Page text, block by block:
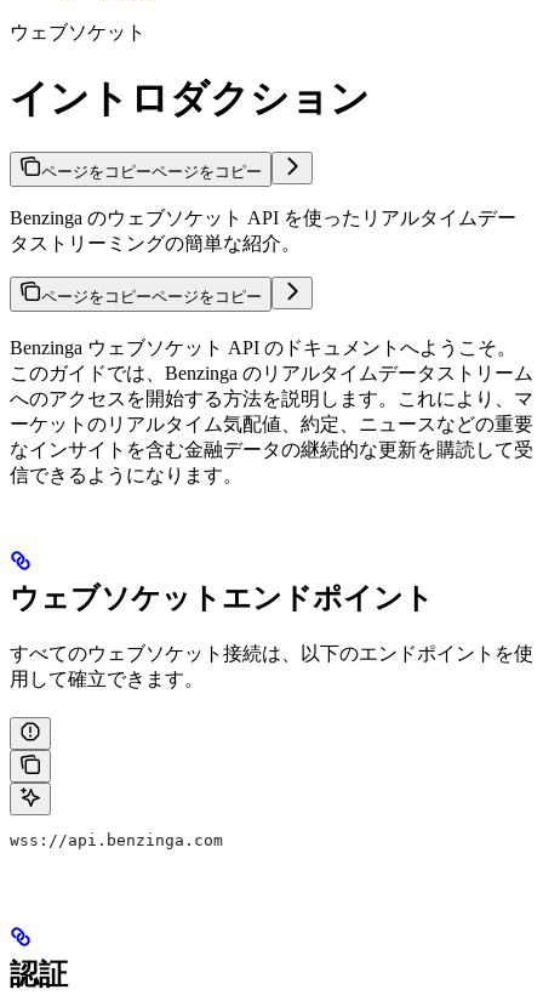
ウェブソケット
イントロダクション
ページをコピーページをコピー
Benzinga のウェブソケット API を使ったリアルタイムデー
タストリーミングの簡単な紹介。
ページをコピーページをコピー
Benzinga ウェブソケット API のドキュメントへようこそ。
このガイドでは、Benzinga のリアルタイムデータストリーム
へのアクセスを開始する方法を説明します。これにより、マ
ーケットのリアルタイム気配値、約定、ニュースなどの重要
なインサイトを含む金融データの継続的な更新を購読して受
信できるようになります。
ウェブソケットエンドポイント
すべてのウェブソケット接続は、以下のエンドポイントを使
用して確立できます。
wss://api.benzinga.com
認証